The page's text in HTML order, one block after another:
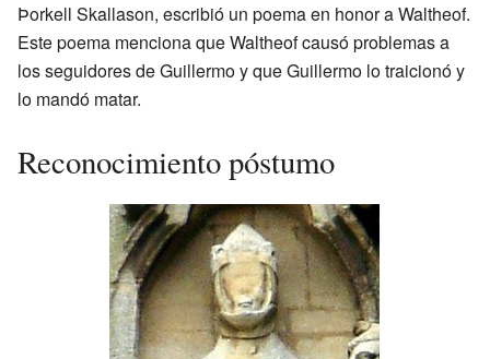
Þorkell Skallason, escribió un poema en honor a Waltheof.
Este poema menciona que Waltheof causó problemas a
los seguidores de Guillermo y que Guillermo lo traicionó y
lo mandó matar.
Reconocimiento póstumo